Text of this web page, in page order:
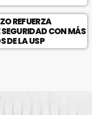
REFUERZA
CON MÁS
DE LA USP